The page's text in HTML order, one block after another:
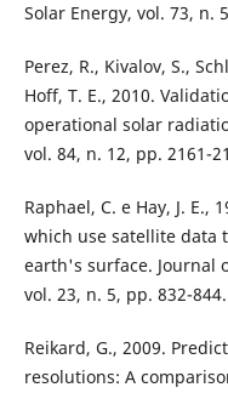
Solar Energy, vol. 73, n.
Perez, R., Kivalov, S.,
Hoff, T. E., 2010.
operational solar
vol. 84, n. 12, pp. 2161-
Raphael, C. e Hay, J. E.,
which use satellite data
earth's surface. Journal
vol. 23, n. 5, pp. 832-844.
Reikard, G., 2009.
resolutions: A